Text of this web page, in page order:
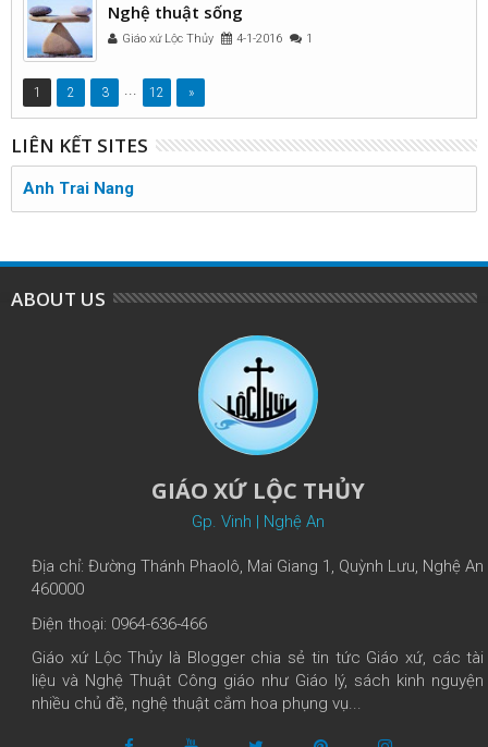
Nghệ thuật sống
Giáo xứ Lộc Thủy 4-1-2016 1
1 2 3 ... 12 »
LIÊN KẾT SITES
Anh Trai Nang
ABOUT US
GIÁO XỨ LỘC THỦY
Gp. Vinh | Nghệ An
Địa chỉ: Đường Thánh Phaolô, Mai Giang 1, Quỳnh Lưu, Nghệ An
460000
Điện thoại: 0964-636-466
Giáo xứ Lộc Thủy là Blogger chia sẻ tin tức Giáo xứ, các tài
liệu và Nghệ Thuật Công giáo như Giáo lý, sách kinh nguyện
nhiều chủ đề, nghệ thuật cắm hoa phụng vụ...